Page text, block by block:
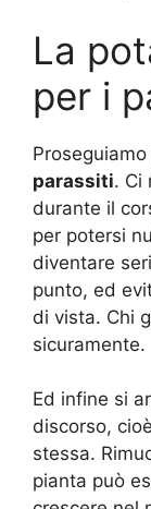
La
per i
parassiti. Ci
durante il
per potersi
diventare
punto, ed
di vista. Chi
sicuramente.
Ed infine si
discorso,
stessa.
pianta può